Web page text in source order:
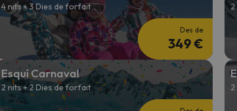
4 nits + 3 Dies de forfait
Des de
349 €
Esquí Carnaval
2 nits + 2 Dies de forfait